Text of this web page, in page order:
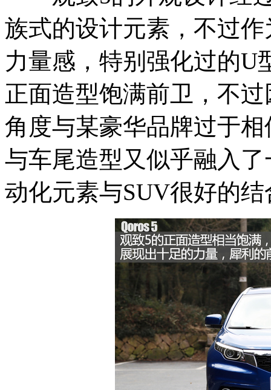
族式的设计元素，不过
力量感，特别强化过的U
正面造型饱满前卫，不
角度与某豪华品牌过于
与车尾造型又似乎融入
动化元素与SUV很好的